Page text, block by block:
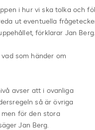
i hur vi ska tolka och
ut eventuella
förklarar Jan Berg.
som händer om
avser att i ovanliga
så är övriga
för den stora
Jan Berg.